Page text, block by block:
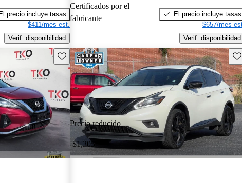
El precio incluye tasas
$411/mes est.
Verif. disponibilidad
Certificados por el
fabricante
El precio incluye tasas
$657/mes
Verif. disponibilidad
Guarda este Aviso
Precio reducido
-$1,305